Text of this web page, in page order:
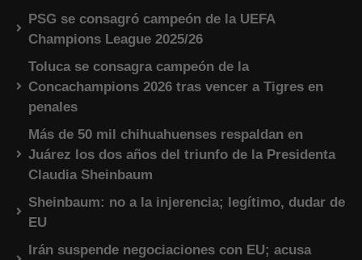
PSG se consagró campeón de la UEFA
Champions League 2025/26
Toluca se consagra campeón de la
Concachampions 2026 tras vencer a Tigres en
penales
Más de 50 mil chihuahuenses respaldan en
Juárez los dos años del triunfo de la Presidenta
Claudia Sheinbaum
Sheinbaum: no a la injerencia; legítimo, dudar de
EU
Irán suspende negociaciones con EU; acusa